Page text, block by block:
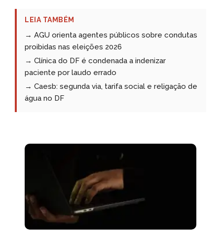
LEIA TAMBÉM
→ AGU orienta agentes públicos sobre condutas
proibidas nas eleições 2026
→ Clínica do DF é condenada a indenizar
paciente por laudo errado
→ Caesb: segunda via, tarifa social e religação de
água no DF